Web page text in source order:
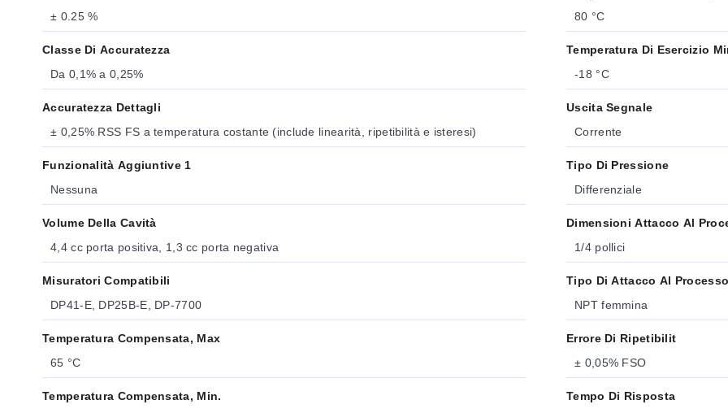
± 0.25 %
Classe Di Accuratezza
Da 0,1% a 0,25%
Accuratezza Dettagli
± 0,25% RSS FS a temperatura costante (include linearità, ripetibilità e isteresi)
Funzionalità Aggiuntive 1
Nessuna
Volume Della Cavità
4,4 cc porta positiva, 1,3 cc porta negativa
Misuratori Compatibili
DP41-E, DP25B-E, DP-7700
Temperatura Compensata, Max
65 °C
Temperatura Compensata, Min.
80 °C
Temperatura Di Esercizio
-18 °C
Uscita Segnale
Corrente
Tipo Di Pressione
Differenziale
Dimensioni Attacco Al
1/4 pollici
Tipo Di Attacco Al Processo
NPT femmina
Errore Di Ripetibilit
± 0,05% FSO
Tempo Di Risposta